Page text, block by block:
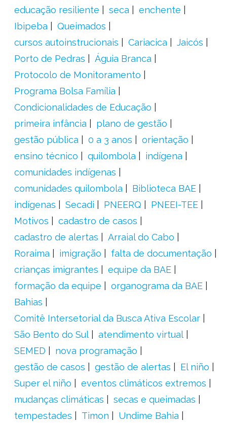
educação resiliente
seca
enchente
Ibipeba
Queimados
cursos autoinstrucionais
Cariacica
Jaicós
Porto de Pedras
Águia Branca
Protocolo de Monitoramento
Programa Bolsa Família
Condicionalidades de Educação
primeira infância
plano de gestão
gestão pública
0 a 3 anos
orientação
ensino técnico
quilombola
indígena
comunidades indígenas
comunidades quilombola
Biblioteca BAE
indígenas
Secadi PNEERQ
PNEEI-TEE
Motivos
cadastro de casos
cadastro de alertas
Arraial do Cabo
Roraima
imigração
falta de documentação
crianças imigrantes
equipe da BAE
formação da equipe
organograma da BAE
Bahias
Comitê Intersetorial da Busca Ativa Escolar
São Bento do Sul
atendimento virtual
SEMED
nova programação
gestão de casos
gestão de alertas
El niño
Super el niño
eventos climáticos extremos
mudanças climáticas
secas e queimadas
tempestades
Timon
Undime Bahia